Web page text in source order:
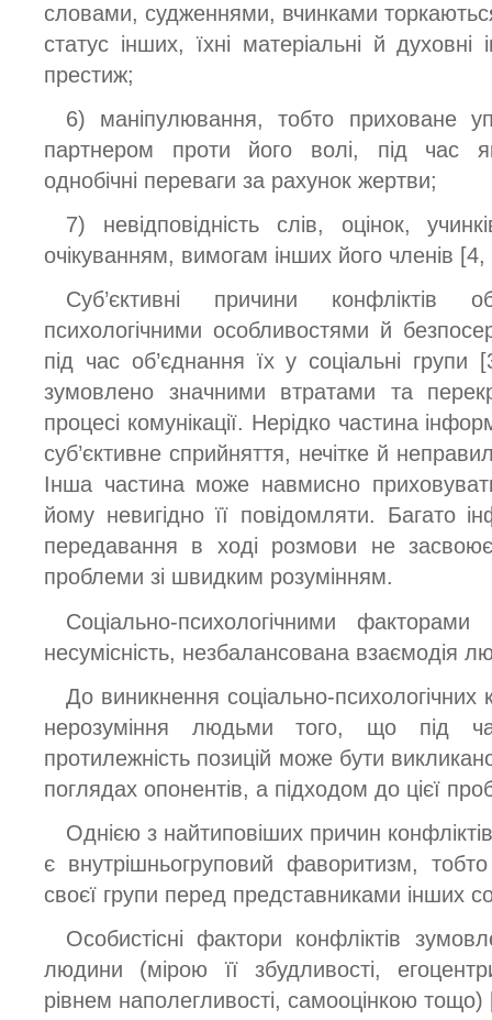
словами, судженнями, вчинками
статус інших, їхні матеріальні й духовні
престиж;
6) маніпулювання, тобто приховане
партнером проти його волі, під час
однобічні переваги за рахунок жертви;
7) невідповідність слів, оцінок,
очікуванням, вимогам інших його членів
Суб’єктивні причини конфліктів
психологічними особливостями й
під час об’єднання їх у соціальні
зумовлено значними втратами та
процесі комунікації. Нерідко частина
суб’єктивне сприйняття, нечітке й
Інша частина може навмисно
йому невигідно її повідомляти. Багато
передавання в ході розмови не
проблеми зі швидким розумінням.
Соціально-психологічними факторами
несумісність, незбалансована взаємодія
До виникнення соціально-психологічних
нерозуміння людьми того, що під
протилежність позицій може бути
поглядах опонентів, а підходом до цієї
Однією з найтиповіших причин
є внутрішньогруповий фаворитизм,
своєї групи перед представниками інших
Особистісні фактори конфліктів
людини (мірою її збудливості,
рівнем наполегливості, самооцінкою